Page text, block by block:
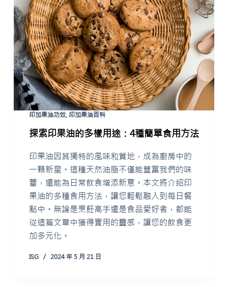
印加果油功效, 印加果油百科
探索印果油的多樣用途：4種簡單食用方法
印果油因其獨特的風味和質地，成為廚房中的
一顆新星。這種天然油脂不僅能豐富我們的味
蕾，還能為日常飲食增添新意。本文將介紹印
果油的多種食用方法，讓您輕鬆融入到每日餐
點中。無論是烹飪高手還是食品愛好者，都能
從這篇文章中獲得實用的靈感，讓您的飲食更
加多元化。
ISG 2024 年 5 月 21 日